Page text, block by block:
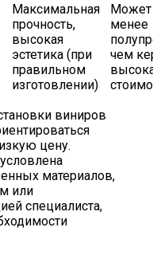
Максимальная
прочность,
высокая
эстетика (при
правильном
изготовлении)
Может
менее
чем
виниров
цену.
материалов,
или
специалиста,